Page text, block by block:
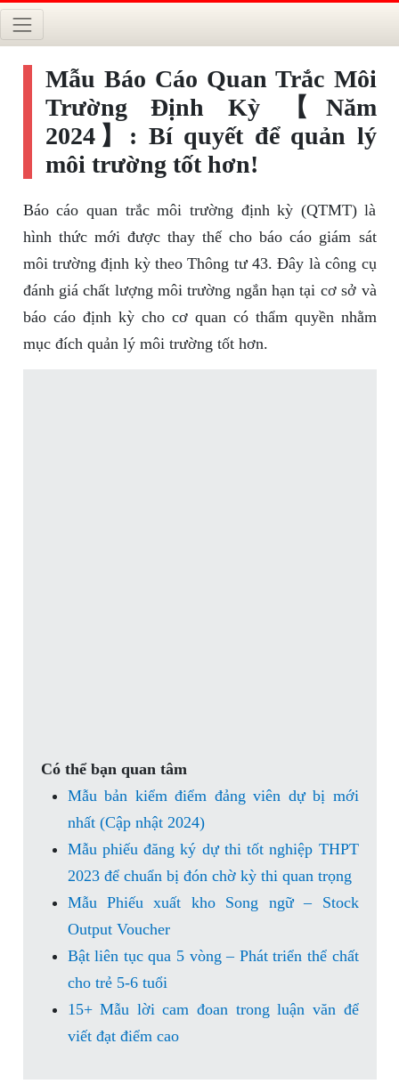
Mẫu Báo Cáo Quan Trắc Môi
Trường Định Kỳ 【Năm
2024】: Bí quyết để quản lý
môi trường tốt hơn!
Báo cáo quan trắc môi trường định kỳ (QTMT) là
hình thức mới được thay thế cho báo cáo giám sát
môi trường định kỳ theo Thông tư 43. Đây là công cụ
đánh giá chất lượng môi trường ngắn hạn tại cơ sở và
báo cáo định kỳ cho cơ quan có thẩm quyền nhằm
mục đích quản lý môi trường tốt hơn.
Có thể bạn quan tâm
Mẫu bản kiểm điểm đảng viên dự bị mới
nhất (Cập nhật 2024)
Mẫu phiếu đăng ký dự thi tốt nghiệp THPT
2023 để chuẩn bị đón chờ kỳ thi quan trọng
Mẫu Phiếu xuất kho Song ngữ – Stock
Output Voucher
Bật liên tục qua 5 vòng – Phát triển thể chất
cho trẻ 5-6 tuổi
15+ Mẫu lời cam đoan trong luận văn để
viết đạt điểm cao